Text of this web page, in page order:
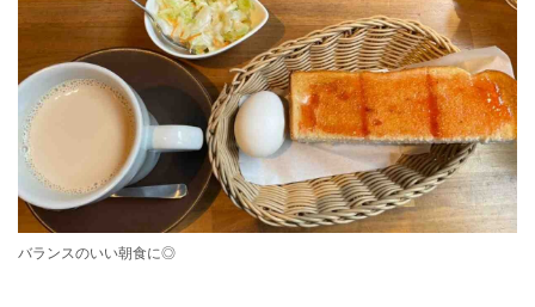
バランスのいい朝食に◎